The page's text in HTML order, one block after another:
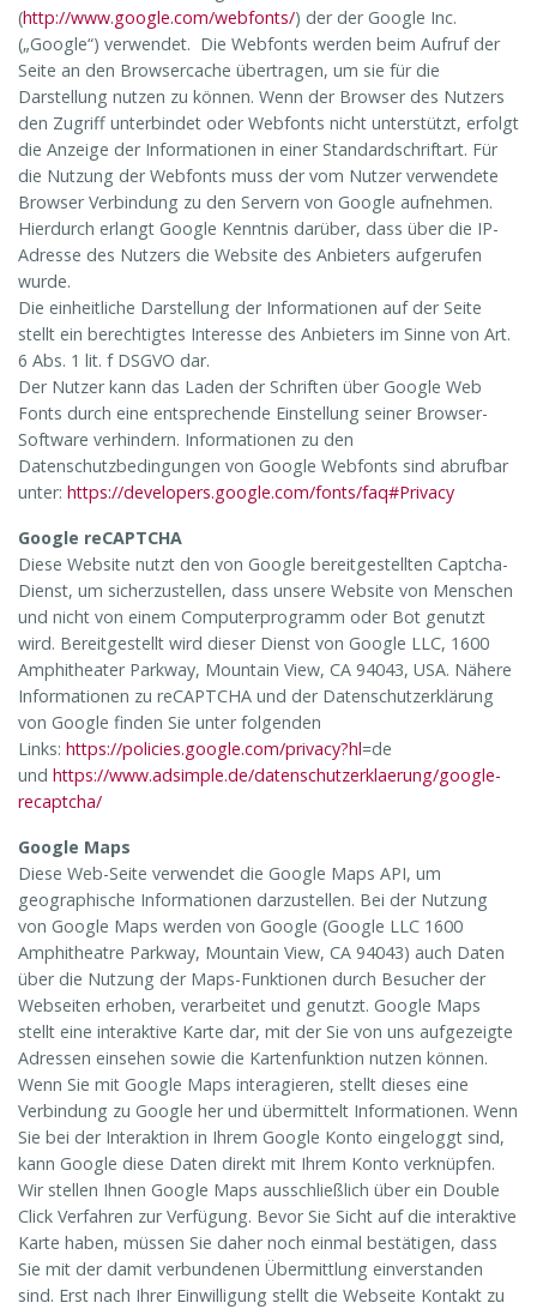
(http://www.google.com/webfonts/) der der Google Inc.
(„Google“) verwendet. Die Webfonts werden beim Aufruf der
Seite an den Browsercache übertragen, um sie für die
Darstellung nutzen zu können. Wenn der Browser des Nutzers
den Zugriff unterbindet oder Webfonts nicht unterstützt, erfolgt
die Anzeige der Informationen in einer Standardschriftart. Für
die Nutzung der Webfonts muss der vom Nutzer verwendete
Browser Verbindung zu den Servern von Google aufnehmen.
Hierdurch erlangt Google Kenntnis darüber, dass über die IP-
Adresse des Nutzers die Website des Anbieters aufgerufen
wurde.
Die einheitliche Darstellung der Informationen auf der Seite
stellt ein berechtigtes Interesse des Anbieters im Sinne von Art.
6 Abs. 1 lit. f DSGVO dar.
Der Nutzer kann das Laden der Schriften über Google Web
Fonts durch eine entsprechende Einstellung seiner Browser-
Software verhindern. Informationen zu den
Datenschutzbedingungen von Google Webfonts sind abrufbar
unter: https://developers.google.com/fonts/faq#Privacy
Google reCAPTCHA
Diese Website nutzt den von Google bereitgestellten Captcha-
Dienst, um sicherzustellen, dass unsere Website von Menschen
und nicht von einem Computerprogramm oder Bot genutzt
wird. Bereitgestellt wird dieser Dienst von Google LLC, 1600
Amphitheater Parkway, Mountain View, CA 94043, USA. Nähere
Informationen zu reCAPTCHA und der Datenschutzerklärung
von Google finden Sie unter folgenden
Links: https://policies.google.com/privacy?hl=de
und https://www.adsimple.de/datenschutzerklaerung/google-
recaptcha/
Google Maps
Diese Web-Seite verwendet die Google Maps API, um
geographische Informationen darzustellen. Bei der Nutzung
von Google Maps werden von Google (Google LLC 1600
Amphitheatre Parkway, Mountain View, CA 94043) auch Daten
über die Nutzung der Maps-Funktionen durch Besucher der
Webseiten erhoben, verarbeitet und genutzt. Google Maps
stellt eine interaktive Karte dar, mit der Sie von uns aufgezeigte
Adressen einsehen sowie die Kartenfunktion nutzen können.
Wenn Sie mit Google Maps interagieren, stellt dieses eine
Verbindung zu Google her und übermittelt Informationen. Wenn
Sie bei der Interaktion in Ihrem Google Konto eingeloggt sind,
kann Google diese Daten direkt mit Ihrem Konto verknüpfen.
Wir stellen Ihnen Google Maps ausschließlich über ein Double
Click Verfahren zur Verfügung. Bevor Sie Sicht auf die interaktive
Karte haben, müssen Sie daher noch einmal bestätigen, dass
Sie mit der damit verbundenen Übermittlung einverstanden
sind. Erst nach Ihrer Einwilligung stellt die Webseite Kontakt zu